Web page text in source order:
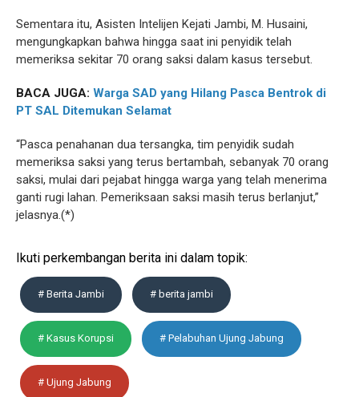
Sementara itu, Asisten Intelijen Kejati Jambi, M. Husaini,
mengungkapkan bahwa hingga saat ini penyidik telah
memeriksa sekitar 70 orang saksi dalam kasus tersebut.
BACA JUGA: Warga SAD yang Hilang Pasca Bentrok di
PT SAL Ditemukan Selamat
“Pasca penahanan dua tersangka, tim penyidik sudah
memeriksa saksi yang terus bertambah, sebanyak 70 orang
saksi, mulai dari pejabat hingga warga yang telah menerima
ganti rugi lahan. Pemeriksaan saksi masih terus berlanjut,”
jelasnya.(*)
Ikuti perkembangan berita ini dalam topik:
# Berita Jambi # berita jambi
# Kasus Korupsi # Pelabuhan Ujung Jabung
# Ujung Jabung